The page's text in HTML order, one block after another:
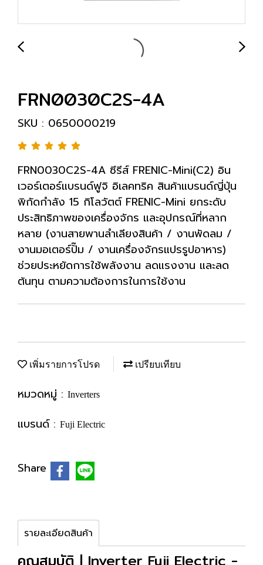
FRN0030C2S-4A
SKU : 0650000219
FRN0030C2S-4A ซีรีส์ FRENIC-Mini(C2) อิน
เวอร์เตอร์แบรนด์ฟูจิ อิเลคทริค สินค้าแบรนด์ญี่ปุ่น
พิกัดกำลัง 15 กิโลวัตต์ FRENIC-Mini ยกระดับ
ประสิทธิภาพของเครื่องจักร และอุปกรณ์ที่หลาก
หลาย (งานสายพานลำเลียงสินค้า / งานพัดลม /
งานมอเตอร์ปั๊ม / งานเครื่องจักรแปรรูปอาหาร)
ช่วยประหยัดการใช้พลังงาน ลดแรงงาน และลด
ต้นทุน ตามความต้องการในการใช้งาน
เพิ่มรายการโปรด เปรียบเทียบ
หมวดหมู่ : Inverters
แบรนด์ : Fuji Electric
Share
รายละเอียดสินค้า
คุณสมบัติ | Inverter Fuji Electric -